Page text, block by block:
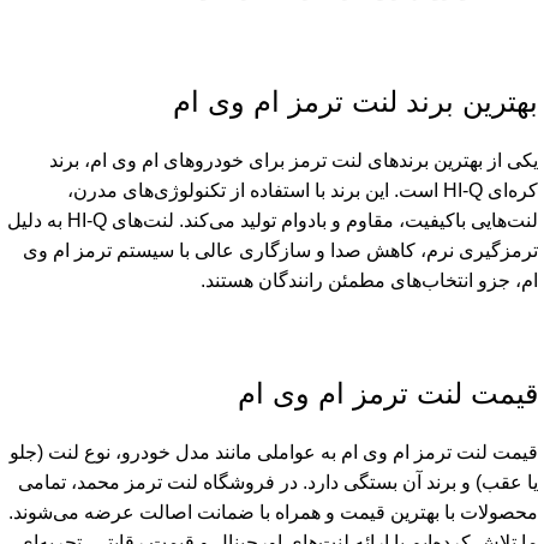
بهترین برند لنت ترمز ام وی ام
یکی از بهترین برندهای لنت ترمز برای خودروهای ام وی ام، برند
کره‌ای HI-Q
است. این برند با استفاده از تکنولوژی‌های مدرن،
لنت‌هایی باکیفیت، مقاوم و بادوام تولید می‌کند. لنت‌های HI-Q به دلیل
ترمزگیری نرم، کاهش صدا و سازگاری عالی با سیستم ترمز ام وی
ام، جزو انتخاب‌های مطمئن رانندگان هستند.
قیمت لنت ترمز ام وی ام
قیمت لنت ترمز ام وی ام به عواملی مانند مدل خودرو، نوع لنت (جلو
یا عقب) و برند آن بستگی دارد. در فروشگاه لنت ترمز محمد، تمامی
محصولات با بهترین قیمت و همراه با ضمانت اصالت عرضه می‌شوند.